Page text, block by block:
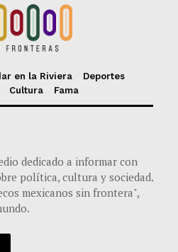
en la Riviera
Deportes
Cultura Fama
dedicado a informar con
política, cultura y sociedad.
mexicanos sin frontera",